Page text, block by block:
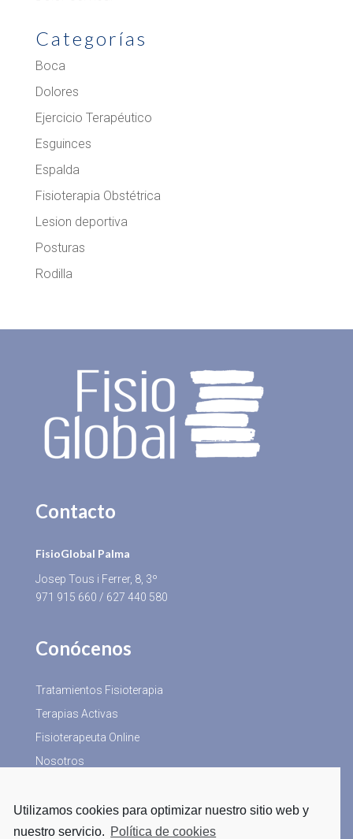
Utilizamos cookies para optimizar nuestro sitio web y
nuestro servicio. Política de cookies
Categorías
Boca
Dolores
Ejercicio Terapéutico
Esguinces
Espalda
Fisioterapia Obstétrica
Lesion deportiva
Posturas
Rodilla
Contacto
FisioGlobal Palma
Josep Tous i Ferrer, 8, 3º
971 915 660 / 627 440 580
Conócenos
Tratamientos Fisioterapia
Terapias Activas
Fisioterapeuta Online
Nosotros
Más Información